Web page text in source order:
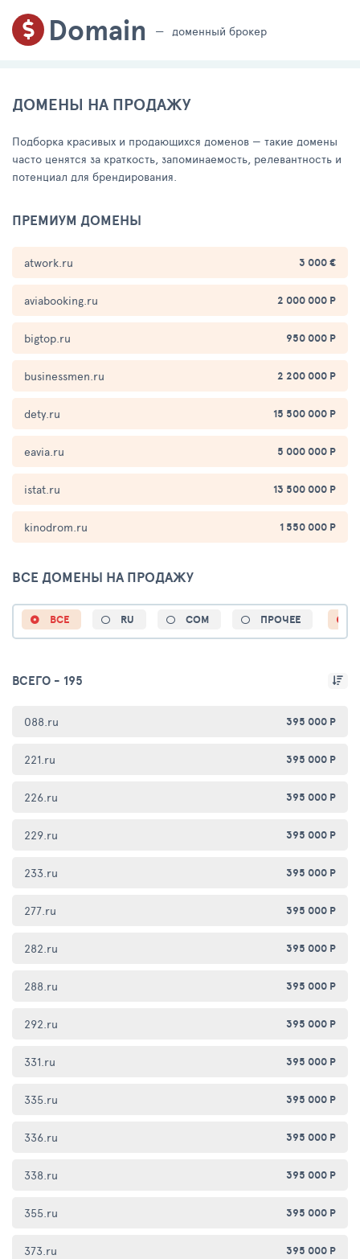
Domain доменный брокер
ДОМЕНЫ НА ПРОДАЖУ
Подборка красивых и продающихся доменов — такие домены
часто ценятся за краткость, запоминаемость, релевантность и
потенциал для брендирования.
ПРЕМИУМ ДОМЕНЫ
atwork.ru 3 000 €
aviabooking.ru 2 000 000 Р
bigtop.ru 950 000 Р
businessmen.ru 2 200 000 Р
dety.ru 15 500 000 Р
eavia.ru 5 000 000 Р
istat.ru 13 500 000 Р
kinodrom.ru 1 550 000 Р
ВСЕ ДОМЕНЫ НА ПРОДАЖУ
ВСЕ RU COM ПРОЧЕЕ
ВСЕГО - 195
088.ru 395 000 Р
221.ru 395 000 Р
226.ru 395 000 Р
229.ru 395 000 Р
233.ru 395 000 Р
277.ru 395 000 Р
282.ru 395 000 Р
288.ru 395 000 Р
292.ru 395 000 Р
331.ru 395 000 Р
335.ru 395 000 Р
336.ru 395 000 Р
338.ru 395 000 Р
355.ru 395 000 Р
373.ru 395 000 Р